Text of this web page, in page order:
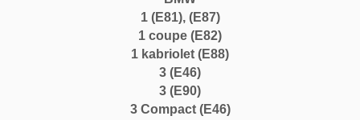
1 (E81), (E87)
1 coupe (E82)
1 kabriolet (E88)
3 (E46)
3 (E90)
3 Compact (E46)